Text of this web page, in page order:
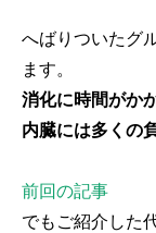
へばりついたグ
ます。
消化に時間がか
内臓には多くの
前回の記事
でもご紹介した